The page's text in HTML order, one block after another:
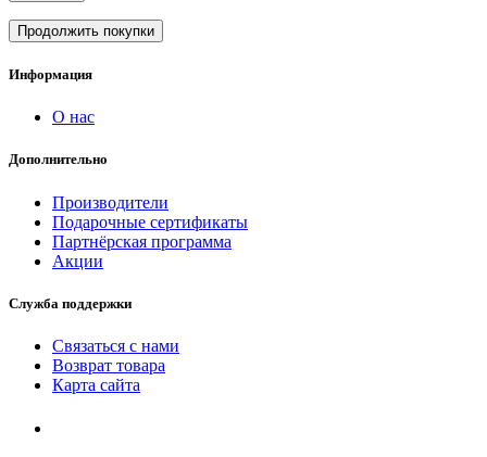
Продолжить покупки
Информация
О нас
Дополнительно
Производители
Подарочные сертификаты
Партнёрская программа
Акции
Служба поддержки
Связаться с нами
Возврат товара
Карта сайта